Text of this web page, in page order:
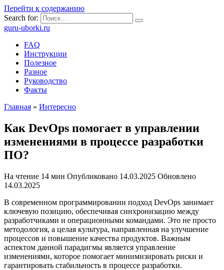
Перейти к содержанию
Search for:
guru-uborki.ru
FAQ
Инструкции
Полезное
Разное
Руководство
Факты
Главная » Интересно
Как DevOps помогает в управлении
изменениями в процессе разработки
ПО?
На чтение 14 мин Опубликовано 14.03.2025 Обновлено
14.03.2025
В современном программировании подход DevOps занимает
ключевую позицию, обеспечивая синхронизацию между
разработчиками и операционными командами. Это не просто
методология, а целая культура, направленная на улучшение
процессов и повышение качества продуктов. Важным
аспектом данной парадигмы является управление
изменениями, которое помогает минимизировать риски и
гарантировать стабильность в процессе разработки.